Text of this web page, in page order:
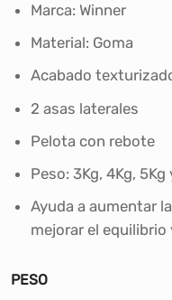
Marca: Winner
Material: Goma
Acabado
2 asas laterales
Pelota con rebote
Peso: 3Kg, 4Kg, 5Kg
Ayuda a aumentar
mejorar el
PESO